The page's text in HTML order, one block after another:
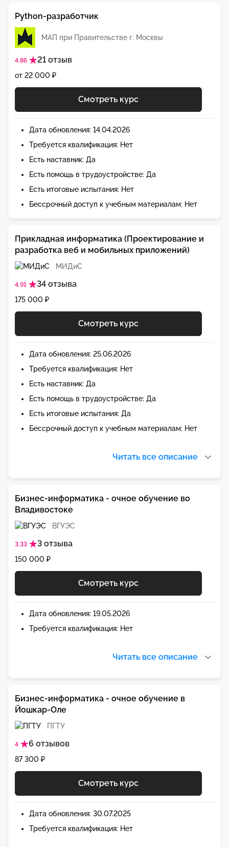
МАП при Правительстве г. Москвы
4.86 21 отзыв
Python-разработчик
от 22 000 ₽
Смотреть курс
Дата обновления: 14.04.2026
Требуется квалификация: Нет
Есть наставник: Да
Есть помощь в трудоустройстве: Да
Есть итоговые испытания: Нет
Бессрочный доступ к учебным материалам: Нет
МИДиС
4.91 34 отзыва
Прикладная информатика (Проектирование и
разработка веб и мобильных приложений)
175 000 ₽
Смотреть курс
Дата обновления: 25.06.2026
Требуется квалификация: Нет
Есть наставник: Да
Есть помощь в трудоустройстве: Да
Есть итоговые испытания: Да
Бессрочный доступ к учебным материалам: Нет
Читать все описание
ВГУЭС
3.33 3 отзыва
Бизнес-информатика - очное обучение во
Владивостоке
150 000 ₽
Смотреть курс
Дата обновления: 19.05.2026
Требуется квалификация: Нет
Читать все описание
ПГТУ
4 6 отзывов
Бизнес-информатика - очное обучение в
Йошкар-Оле
87 300 ₽
Смотреть курс
Дата обновления: 30.07.2025
Требуется квалификация: Нет